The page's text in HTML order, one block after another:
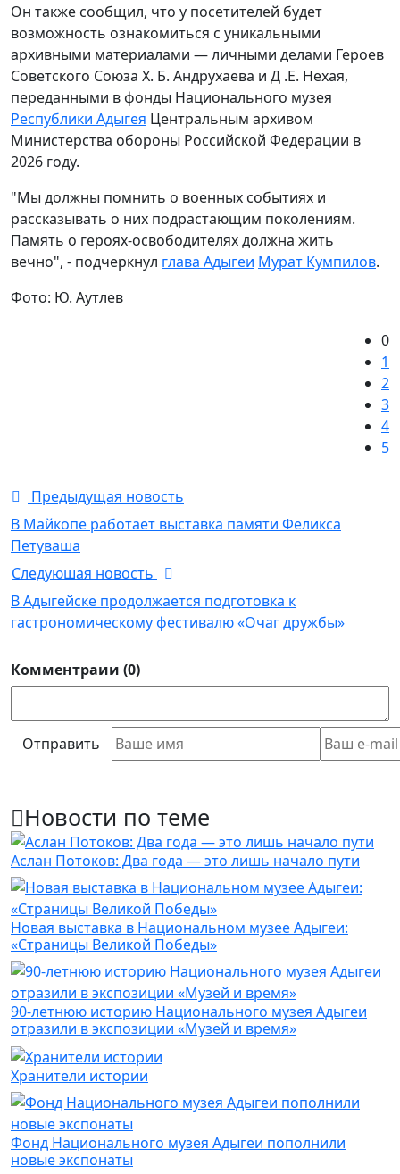
Он также сообщил, что у посетителей будет
возможность ознакомиться с уникальными
архивными материалами — личными делами Героев
Советского Союза Х. Б. Андрухаева и Д .Е. Нехая,
переданными в фонды Национального музея
Республики Адыгея Центральным архивом
Министерства обороны Российской Федерации в
2026 году.
"Мы должны помнить о военных событиях и
рассказывать о них подрастающим поколениям.
Память о героях-освободителях должна жить
вечно", - подчеркнул глава Адыгеи Мурат Кумпилов.
Фото: Ю. Аутлев
0
1
2
3
4
5
Предыдущая новость
В Майкопе работает выставка памяти Феликса
Петуваша
Следуюшая новость
В Адыгейске продолжается подготовка к
гастрономическому фестивалю «Очаг дружбы»
Комментраии (0)
Отправить
Новости по теме
Аслан Потоков: Два года — это лишь начало пути
Новая выставка в Национальном музее Адыгеи:
«Страницы Великой Победы»
90-летнюю историю Национального музея Адыгеи
отразили в экспозиции «Музей и время»
Хранители истории
Фонд Национального музея Адыгеи пополнили
новые экспонаты